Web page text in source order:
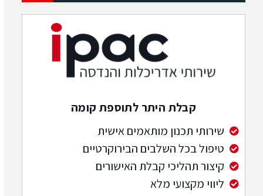
קבלת היתר לתוספת קומה
שירותי תכנון מותאמים אישית
טיפול בכל השלבים הבירוקרטיים
קיצור תהליכי קבלת האישורים
ליווי מקצועי מלא